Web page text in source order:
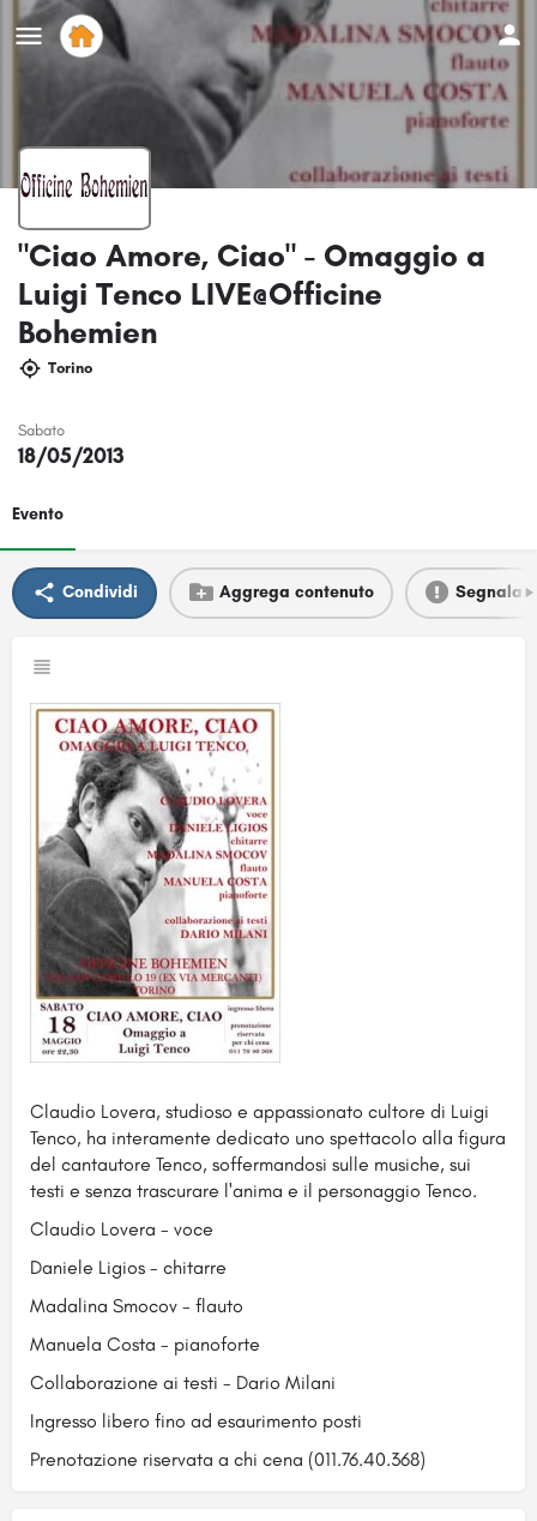
"Ciao Amore, Ciao" - Omaggio a
Luigi Tenco LIVE@Officine
Bohemien
Torino
Sabato
18/05/2013
Evento
Condividi Aggrega contenuto Segnala
Claudio Lovera, studioso e appassionato cultore di Luigi
Tenco, ha interamente dedicato uno spettacolo alla figura
del cantautore Tenco, soffermandosi sulle musiche, sui
testi e senza trascurare l'anima e il personaggio Tenco.
Claudio Lovera - voce
Daniele Ligios - chitarre
Madalina Smocov - flauto
Manuela Costa - pianoforte
Collaborazione ai testi - Dario Milani
Ingresso libero fino ad esaurimento posti
Prenotazione riservata a chi cena (011.76.40.368)